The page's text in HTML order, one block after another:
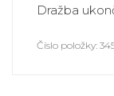
Dražba
Číslo položky: